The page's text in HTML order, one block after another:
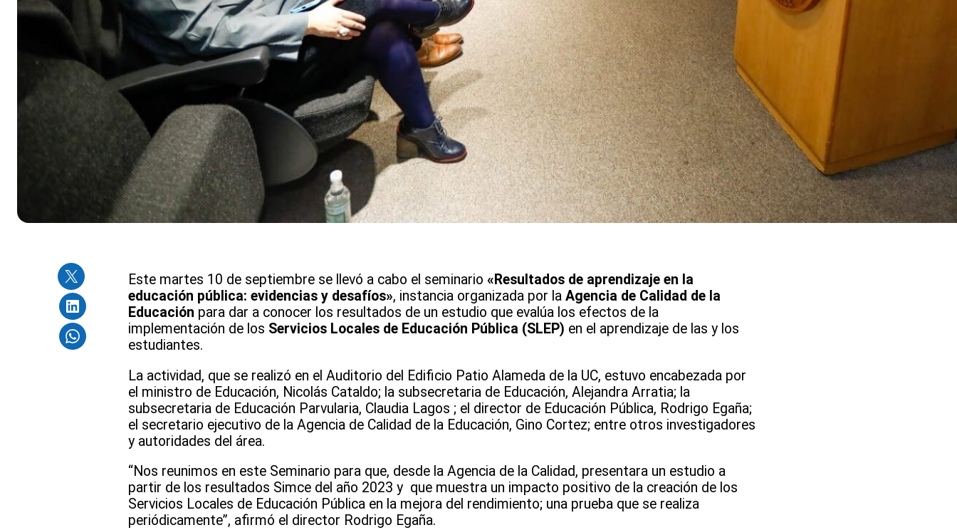
Este martes 10 de septiembre se llevó a cabo el seminario «Resultados de aprendizaje en la
educación pública: evidencias y desafíos», instancia organizada por la Agencia de Calidad de la
Educación para dar a conocer los resultados de un estudio que evalúa los efectos de la
implementación de los Servicios Locales de Educación Pública (SLEP) en el aprendizaje de las y los
estudiantes.
La actividad, que se realizó en el Auditorio del Edificio Patio Alameda de la UC, estuvo encabezada por
el ministro de Educación, Nicolás Cataldo; la subsecretaria de Educación, Alejandra Arratia; la
subsecretaria de Educación Parvularia, Claudia Lagos ; el director de Educación Pública, Rodrigo Egaña;
el secretario ejecutivo de la Agencia de Calidad de la Educación, Gino Cortez; entre otros investigadores
y autoridades del área.
“Nos reunimos en este Seminario para que, desde la Agencia de la Calidad, presentara un estudio a
partir de los resultados Simce del año 2023 y que muestra un impacto positivo de la creación de los
Servicios Locales de Educación Pública en la mejora del rendimiento; una prueba que se realiza
periódicamente”, afirmó el director Rodrigo Egaña.
Ministro Cataldo por Hito de
la Educación Pública: “A siete
años de haber iniciado este
camino, es necesario
continuar la senda de la
reflexión crítica”